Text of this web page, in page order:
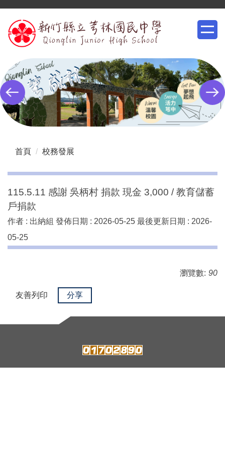
到
主
內
容
區
首頁 校務發展
115.5.11 感謝 吳柄村 捐款 現金 3,000 / 教育儲蓄
戶捐款
作者 : 出納組 發佈日期 : 2026-05-25 最後更新日期 : 2026-
05-25
瀏覽數: 90
友善列印 分享